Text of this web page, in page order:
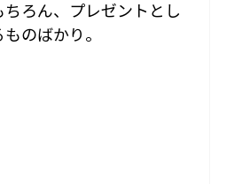
ちろん、プレゼントとし
のばかり。